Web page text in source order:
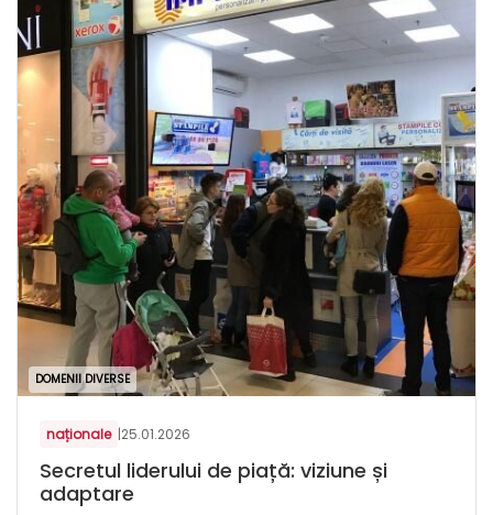
DOMENII DIVERSE
naționale |25.01.2026
Secretul liderului de piață: viziune și
adaptare